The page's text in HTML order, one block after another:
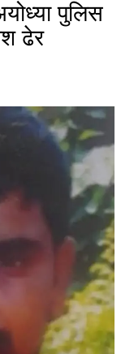
पुलिस
ढेर